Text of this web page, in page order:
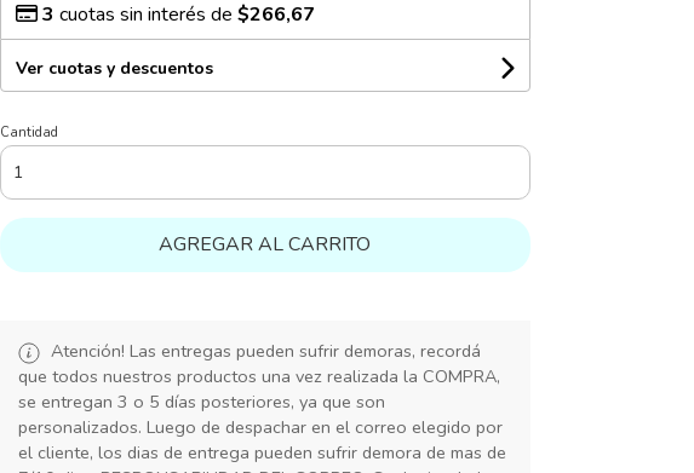
3 cuotas sin interés de $266,67
Ver cuotas y descuentos
Cantidad
AGREGAR AL CARRITO
Atención! Las entregas pueden sufrir demoras, recordá
que todos nuestros productos una vez realizada la COMPRA,
se entregan 3 o 5 días posteriores, ya que son
personalizados. Luego de despachar en el correo elegido por
el cliente, los dias de entrega pueden sufrir demora de mas de